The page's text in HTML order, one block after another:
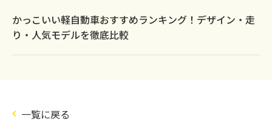
かっこいい軽自動車おすすめランキング！デザイン・走
り・人気モデルを徹底比較
一覧に戻る